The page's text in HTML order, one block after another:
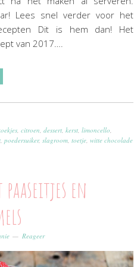
Lees snel verder voor het
Dit is hem dan! Het
van 2017….
, citroen dessert, kerst, limoncello
, poedersuiker, slagroom, toetje, witte chocolade
en
Reageer